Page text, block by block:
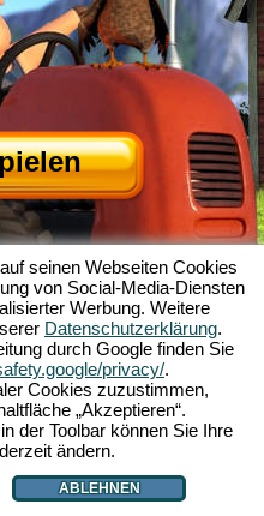
Die Features|AGB |
|Regeln|Forum|Support|Spielinfo
Play| App Store|
|Cookies verwalten
seinen Webseiten Cookies
von Social-Media-Diensten
Werbung. Weitere
Datenschutzerklärung.
durch Google finden Sie
privacy/.
Cookies zuzustimmen,
„Akzeptieren“.
der Toolbar können Sie Ihre
ändern.
ABLEHNEN